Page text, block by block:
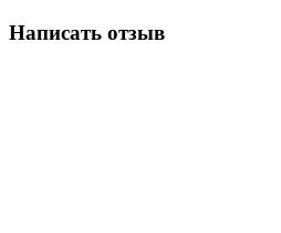
Написать отзыв